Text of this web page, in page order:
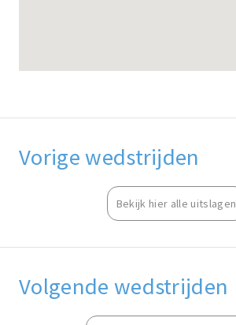
Vorige wedstrijden
Bekijk hier alle uitslagen
Volgende wedstrijden